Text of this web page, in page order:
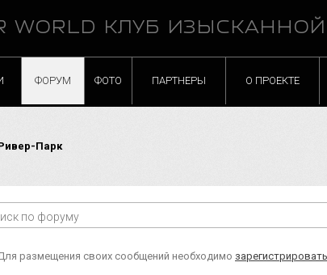
WORLD КЛУБ
ФОРУМ ФОТО ПАРТНЕРЫ О ПРОЕКТЕ
Парк
Для размещения своих сообщений необходимо